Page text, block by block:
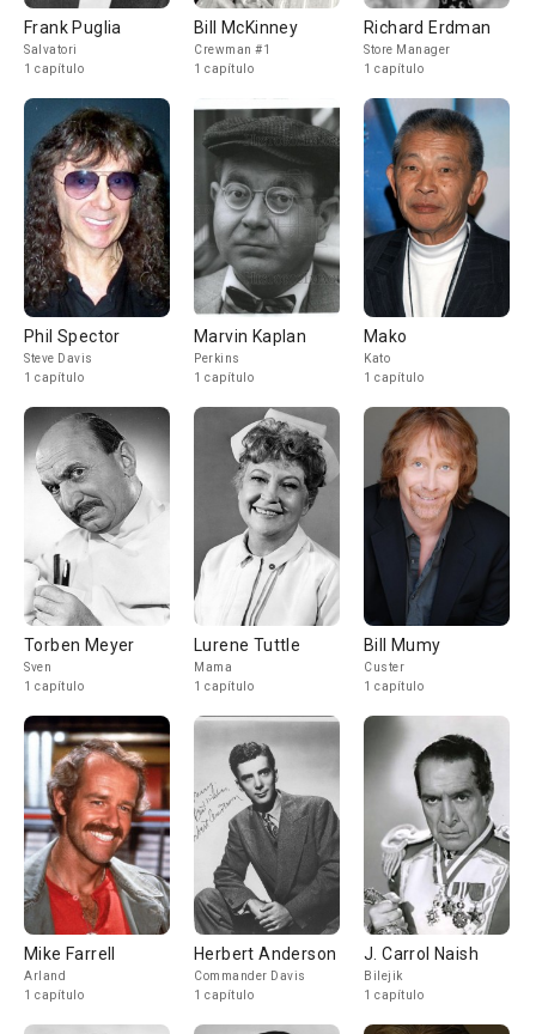
Frank Puglia
Salvatori
1 capítulo
Bill McKinney
Crewman #1
1 capítulo
Richard Erdman
Store Manager
1 capítulo
Phil Spector
Steve Davis
1 capítulo
Marvin Kaplan
Perkins
1 capítulo
Mako
Kato
1 capítulo
Torben Meyer
Sven
1 capítulo
Lurene Tuttle
Mama
1 capítulo
Bill Mumy
Custer
1 capítulo
Mike Farrell
Arland
1 capítulo
Herbert Anderson
Commander Davis
1 capítulo
J. Carrol Naish
Bilejik
1 capítulo